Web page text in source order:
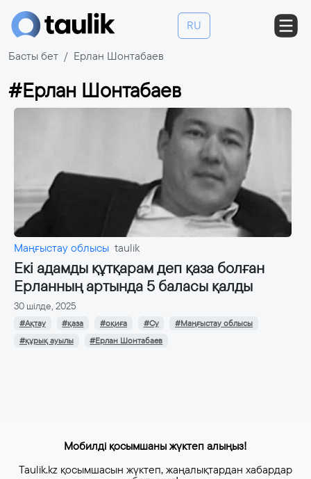
RU
Басты бет Ерлан Шонтабаев
#Ерлан Шонтабаев
Маңғыстау облысы taulik
Екі адамды құтқарам деп қаза болған
Ерланның артында 5 баласы қалды
30 шілде, 2025
#Ақтау #қаза #оқиға #Су
#Маңғыстау облысы
#құрық ауылы
#Ерлан Шонтабаев
Мобилді қосымшаны жүктеп алыңыз!
Taulik.kz қосымшасын жүктеп, жаңалықтардан хабардар